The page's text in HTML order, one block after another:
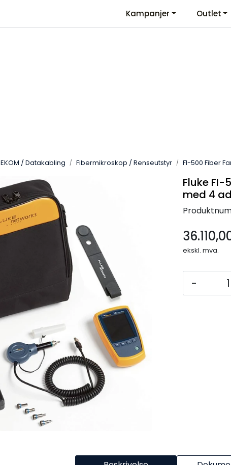
KontaktinformasjonKampanjer Outlet
EKOM / Datakabling Fibermikroskop / Renseutstyr FI-500 Fiber
Fluke FI-
med 4
ekskl. mva.
-